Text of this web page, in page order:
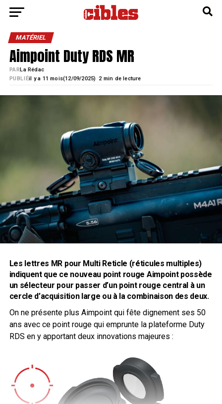
MATÉRIEL
Aimpoint Duty RDS MR
PUBLIÉil y a 11 mois 12/09/2025) ·2 min de lecture
PARLa Rédac
Les lettres MR pour Multi Reticle (réticules multiples)
indiquent que ce nouveau point rouge Aimpointpossède
un sélecteur pour passer d’un point rouge central à un
cercle d’acquisition large ou à la combinaison des deux.
On ne présente plus Aimpoint qui fête dignement ses 50
ans avec ce point rouge qui emprunte la plateforme Duty
RDS en y apportant deux innovations majeures :